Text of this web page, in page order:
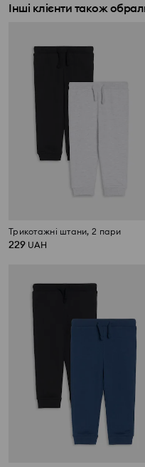
Інші клієнти також
Трикотажні штани, 2 пари
229 UAH